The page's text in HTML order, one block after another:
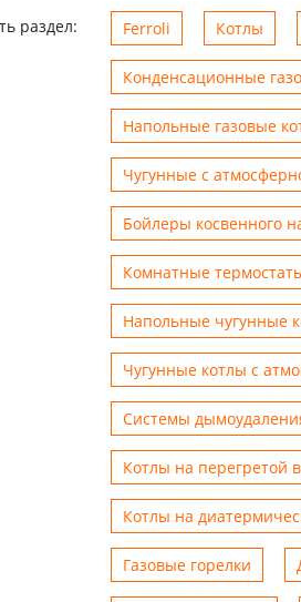
раздел: Ferroli Котлы
Конденсационные
Напольные газовые
Чугунные с
Бойлеры косвенного
Комнатные
Напольные чугунные
Чугунные котлы с
Системы
Котлы на перегретой
Котлы на
Газовые горелки